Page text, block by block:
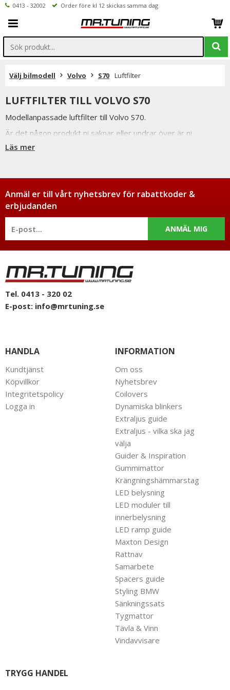
0413 - 32002 Order före kl 12 skickas samma dag
Välj bilmodell Volvo S70 Luftfilter
LUFTFILTER TILL VOLVO S70
Modellanpassade luftfilter till Volvo S70.
Är det någon produkt ni saknar eller undrar över är ni
välkomna att kontakta oss per mail eller telefon.
Läs mer
Anmäl er till vårt nyhetsbrev för rabattkoder &
erbjudanden
ANMÄL MIG
Tel. 0413 - 320 02
E-post: info@mrtuning.se
HANDLA
Kundtjänst
Köpvillkor
Integritetspolicy
Logga in
INFORMATION
Om oss
Nyhetsbrev
Coilovers
Dynamiska blinkers
Extraljus guide
Extraljus - vilka ska jag
välja
Guider & Inspiration
Gummimattor
Krängningshämmarstag
LED belysning
LED moduler till
innerbelysning
LED ramp guide
Maxton Design
Rattnav
Samarbete
Spacers guide
Styling BMW
Sänkningssats
Tygmattor
Tävla & Vinn
Vindavvisare
TRYGG HANDEL